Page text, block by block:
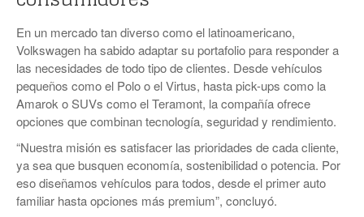
En un mercado tan diverso como el latinoamericano,
Volkswagen ha sabido adaptar su portafolio para responder a
las necesidades de todo tipo de clientes. Desde vehículos
pequeños como el Polo o el Virtus, hasta pick-ups como la
Amarok o SUVs como el Teramont, la compañía ofrece
opciones que combinan tecnología, seguridad y rendimiento.
“Nuestra misión es satisfacer las prioridades de cada cliente,
ya sea que busquen economía, sostenibilidad o potencia. Por
eso diseñamos vehículos para todos, desde el primer auto
familiar hasta opciones más premium”, concluyó.